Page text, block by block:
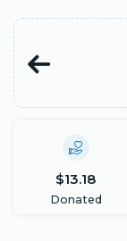
$13.18
Donated